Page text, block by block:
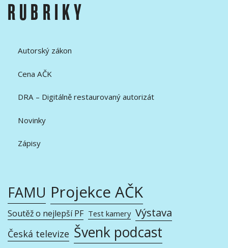
RUBRIKY
Autorský zákon
Cena AČK
DRA – Digitálně restaurovaný autorizát
Novinky
Zápisy
FAMU Projekce AČK
Soutěž o nejlepší PF Test kamery Výstava
Česká televize Švenk podcast